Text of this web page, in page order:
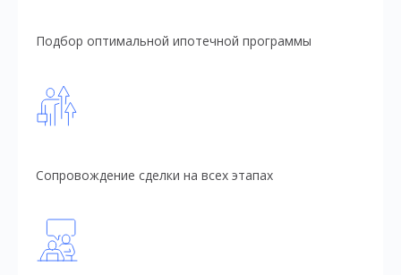
Подбор оптимальной ипотечной программы
Сопровождение сделки на всех этапах